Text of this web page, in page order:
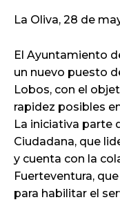
La Oliva, 28 de
El Ayuntamiento
un nuevo puesto
Lobos, con el
rapidez posibles
La iniciativa parte
Ciudadana, que
y cuenta con la
Fuerteventura,
para habilitar el